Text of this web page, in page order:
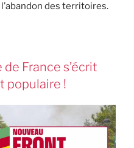
des territoires.
France s’écrit
populaire !